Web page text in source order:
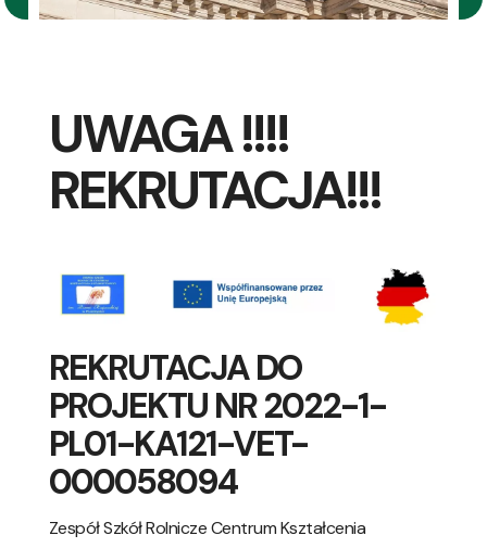
UWAGA !!!!
REKRUTACJA!!!
REKRUTACJA DO
PROJEKTU NR 2022-1-
PL01-KA121-VET-
000058094
Zespół Szkół Rolnicze Centrum Kształcenia